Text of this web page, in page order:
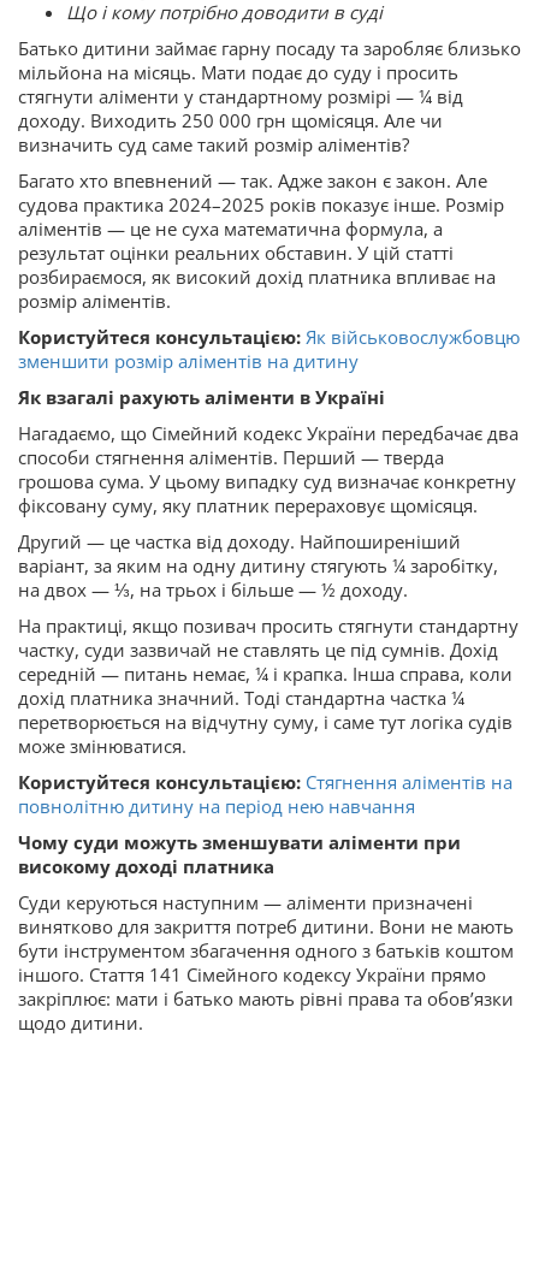
Що і кому потрібно доводити в суді
Батько дитини займає гарну посаду та заробляє близько
мільйона на місяць. Мати подає до суду і просить
стягнути аліменти у стандартному розмірі — ¼ від
доходу. Виходить 250 000 грн щомісяця. Але чи
визначить суд саме такий розмір аліментів?
Багато хто впевнений — так. Адже закон є закон. Але
судова практика 2024–2025 років показує інше. Розмір
аліментів — це не суха математична формула, а
результат оцінки реальних обставин. У цій статті
розбираємося, як високий дохід платника впливає на
розмір аліментів.
Користуйтеся консультацією: Як військовослужбовцю
зменшити розмір аліментів на дитину
Як взагалі рахують аліменти в Україні
Нагадаємо, що Сімейний кодекс України передбачає два
способи стягнення аліментів. Перший — тверда
грошова сума. У цьому випадку суд визначає конкретну
фіксовану суму, яку платник перераховує щомісяця.
Другий — це частка від доходу. Найпоширеніший
варіант, за яким на одну дитину стягують ¼ заробітку,
на двох — ⅓, на трьох і більше — ½ доходу.
На практиці, якщо позивач просить стягнути стандартну
частку, суди зазвичай не ставлять це під сумнів. Дохід
середній — питань немає, ¼ і крапка. Інша справа, коли
дохід платника значний. Тоді стандартна частка ¼
перетворюється на відчутну суму, і саме тут логіка судів
може змінюватися.
Користуйтеся консультацією: Стягнення аліментів на
повнолітню дитину на період нею навчання
Чому суди можуть зменшувати аліменти при
високому доході платника
Суди керуються наступним — аліменти призначені
винятково для закриття потреб дитини. Вони не мають
бути інструментом збагачення одного з батьків коштом
іншого. Стаття 141 Сімейного кодексу України прямо
закріплює: мати і батько мають рівні права та обов’язки
щодо дитини.